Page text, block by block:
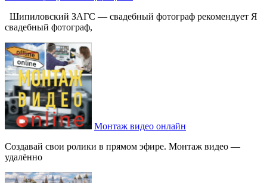
Шипиловский ЗАГС — свадебный фотограф рекомендует Я
свадебный фотограф,
Монтаж видео онлайн
Создавай свои ролики в прямом эфире. Монтаж видео —
удалённо